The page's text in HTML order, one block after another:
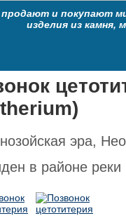
продают и покупают
изделия из камня,
эра,
в районе